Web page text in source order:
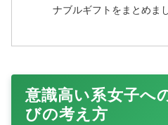
ナブルギフトをまとめま
意識高い系女子へ
びの考え方